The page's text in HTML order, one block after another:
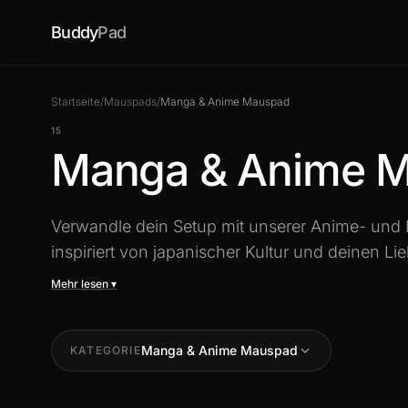
BuddyPad
Startseite/Mauspads/Manga & Anime Mauspad
15
Manga & Anime
Verwandle dein Setup mit unserer Anime-
inspiriert von japanischer Kultur und deinen
gaming-optimierte Oberfläche gedruckt. Ob
Auswahl an Manga-Mauspads in Standard-
Mehr lesen ▾
KATEGORIEManga & Anime Mauspad